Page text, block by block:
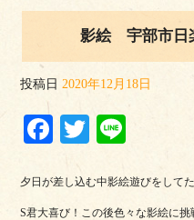
影絵 宇部市日
投稿日 2020年12月18日
Facebook
Twitter
夕日が差し込む中影絵遊びをして
S君大喜び！この後色々な影絵に挑